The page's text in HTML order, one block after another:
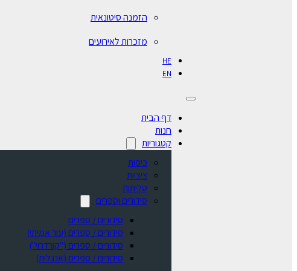
הזמנה סיטונאית
מזכרות לאירועים
HE
EN
דף הבית
חנות
קטגוריות
כיפות
ציציות
טליתות
סידורים וספרים
סידורים / ספרים
⁠סידורים / ספרים (עור אמיתי)
סידורים / ספרים ("קורדרוי")
סידורים / ספרים (אנגלית)